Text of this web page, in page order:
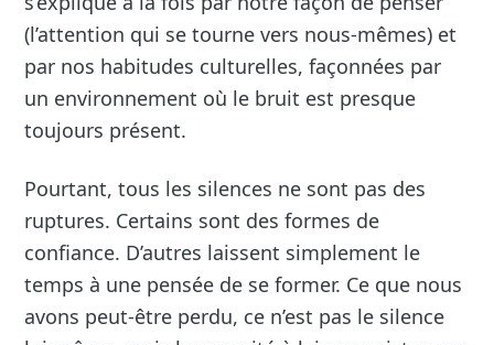
(l’attention qui se tourne vers nous-mêmes) et
par nos habitudes culturelles, façonnées par
un environnement où le bruit est presque
toujours présent.
Pourtant, tous les silences ne sont pas des
ruptures. Certains sont des formes de
confiance. D’autres laissent simplement le
temps à une pensée de se former. Ce que nous
avons peut-être perdu, ce n’est pas le silence